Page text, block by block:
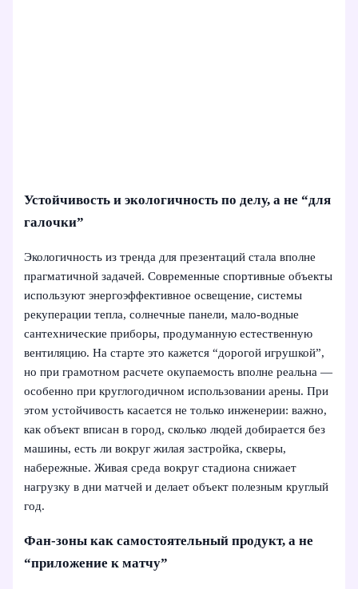
Устойчивость и экологичность по делу, а не “для
галочки”
Экологичность из тренда для презентаций стала вполне
прагматичной задачей. Современные спортивные объекты
используют энергоэффективное освещение, системы
рекуперации тепла, солнечные панели, мало-водные
сантехнические приборы, продуманную естественную
вентиляцию. На старте это кажется “дорогой игрушкой”,
но при грамотном расчете окупаемость вполне реальна —
особенно при круглогодичном использовании арены. При
этом устойчивость касается не только инженерии: важно,
как объект вписан в город, сколько людей добирается без
машины, есть ли вокруг жилая застройка, скверы,
набережные. Живая среда вокруг стадиона снижает
нагрузку в дни матчей и делает объект полезным круглый
год.
Фан-зоны как самостоятельный продукт, а не
“приложение к матчу”